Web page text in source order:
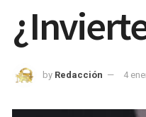
by Redacción 4